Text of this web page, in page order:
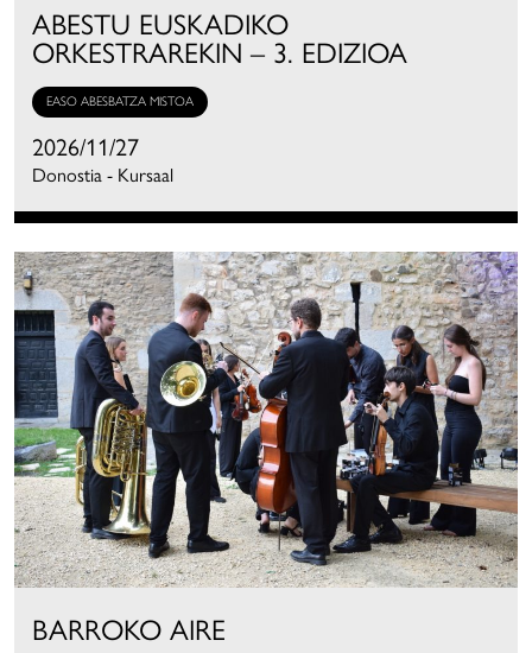
ABESTU EUSKADIKO
ORKESTRAREKIN – 3. EDIZIOA
EASO ABESBATZA MISTOA
2026/11/27
Donostia - Kursaal
BARROKO AIRE